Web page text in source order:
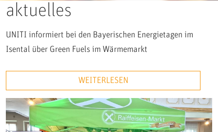
aktuelles
UNITI informiert bei den Bayerischen Energietagen im
Isental über Green Fuels im Wärmemarkt
WEITERLESEN